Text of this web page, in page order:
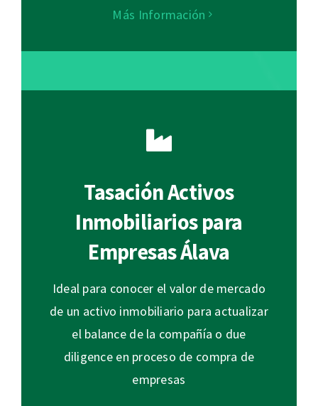
Más Información
Tasación Activos
Inmobiliarios para
Empresas Álava
Ideal para conocer el valor de mercado
de un activo inmobiliario para actualizar
el balance de la compañía o due
diligence en proceso de compra de
empresas